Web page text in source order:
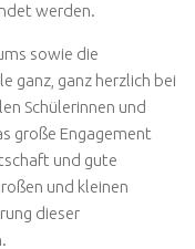
werden.
sowie die
ganz, ganz herzlich bei
Schülerinnen und
große Engagement
und gute
und kleinen
dieser